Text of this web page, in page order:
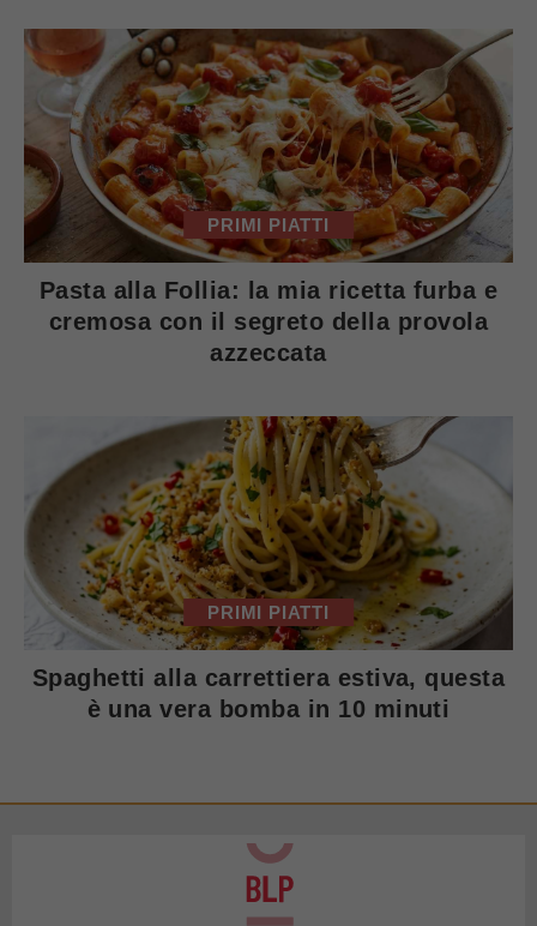
PRIMI PIATTI
Pasta alla Follia: la mia ricetta furba e
cremosa con il segreto della provola
azzeccata
PRIMI PIATTI
Spaghetti alla carrettiera estiva, questa
è una vera bomba in 10 minuti